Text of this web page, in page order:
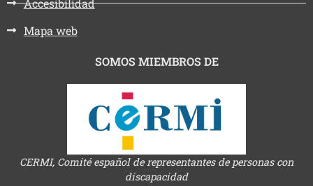
Mapa web
SOMOS MIEMBROS DE
CERMI, Comité español de representantes de personas con
discapacidad